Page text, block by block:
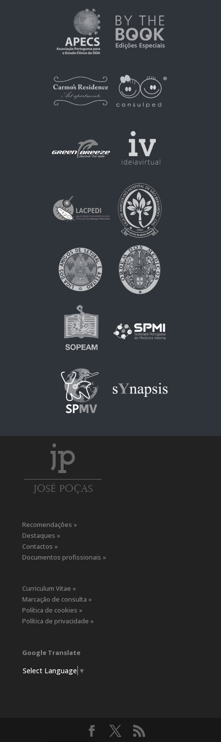
Recomendações »
Destaques »
Contactos »
Documentos profissionais »
Curriculum Vitae »
Marcação de consulta »
Política de cookies »
Política de privacidade »
Google Translate
Select Language ▼